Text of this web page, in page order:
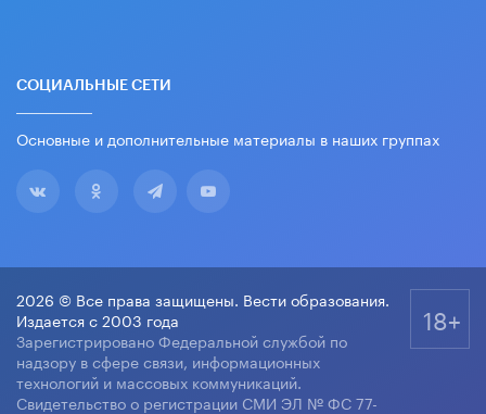
СОЦИАЛЬНЫЕ СЕТИ
Основные и дополнительные материалы в наших группах
2026 © Все права защищены. Вести образования.
Издается с 2003 года
Зарегистрировано Федеральной службой по
надзору в сфере связи, информационных
технологий и массовых коммуникаций.
Свидетельство о регистрации СМИ ЭЛ № ФС 77-
18+